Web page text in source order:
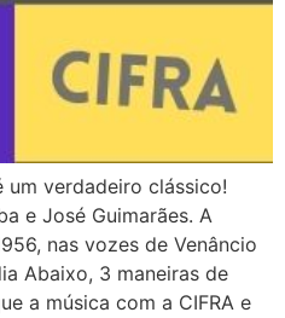
um verdadeiro clássico!
e José Guimarães. A
nas vozes de Venâncio
Abaixo, 3 maneiras de
a música com a CIFRA e